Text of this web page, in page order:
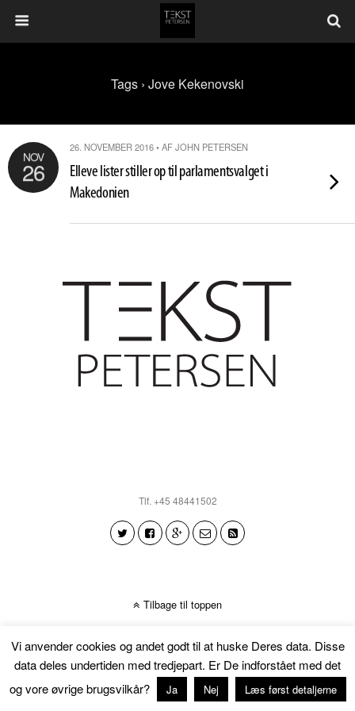
Tags › Jove Kekenovski
NOV
26
26. NOVEMBER 2016 • AF JOHN PETERSEN
Elleve lister stiller op til parlamentsvalget i
Makedonien
Tlf. +45 48441502
Vi anvender cookies og andet godt til at huske Deres data. Disse
data deles undertiden med tredjepart. Er De indforstået med det
og vore øvrige brugsvilkår?
Ja Nej Læs først detaljerne
Tilbage til toppen